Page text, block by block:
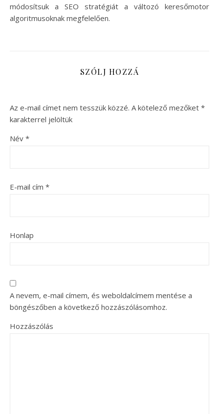
módosítsuk a SEO stratégiát a változó keresőmotor
algoritmusoknak megfelelően.
SZÓLJ HOZZÁ
Az e-mail címet nem tesszük közzé. A kötelező mezőket *
karakterrel jelöltük
Név *
E-mail cím *
Honlap
A nevem, e-mail címem, és weboldalcímem mentése a
böngészőben a következő hozzászólásomhoz.
Hozzászólás